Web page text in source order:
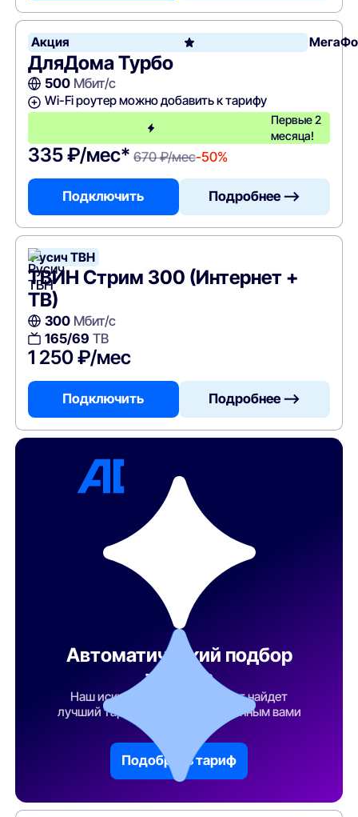
Акция
ДляДома Турбо
500Мбит/с
Wi-Fi роутер можно добавить к тарифу
Первые 2
месяца!
335 ₽/мес* 670 ₽/мес-50%
Подключить Подробнее —>
Русич ТВН
ТВИН Стрим 300 (Интернет +
ТВ)
300Мбит/с
165/69 ТВ
1 250 ₽/мес
Подключить Подробнее —>
Автоматический подбор
тарифа
Наш искусственный интеллект найдет
лучший тарифный план по указанным вами
Подобрать тариф